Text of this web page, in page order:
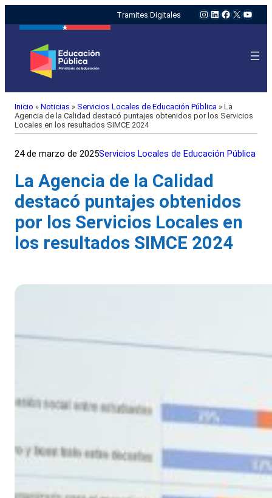
Tramites Digitales Instagram
LinkedIn
Facebook
X
Inicio » Noticias » Servicios Locales de Educación Pública » La
Agencia de la Calidad destacó puntajes obtenidos por los Servicios
Locales en los resultados SIMCE 2024
24 de marzo de 2025Servicios Locales de Educación Pública
La Agencia de la Calidad
destacó puntajes obtenidos
por los Servicios Locales en
los resultados SIMCE 2024